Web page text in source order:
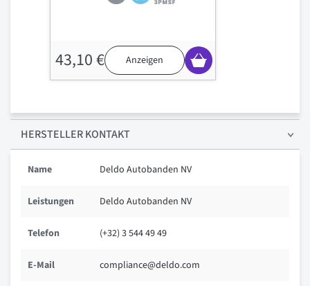
43,10 € Anzeigen
HERSTELLER KONTAKT
Name Deldo Autobanden NV
Leistungen Deldo Autobanden NV
Telefon (+32) 3 544 49 49
E-Mail compliance@deldo.com